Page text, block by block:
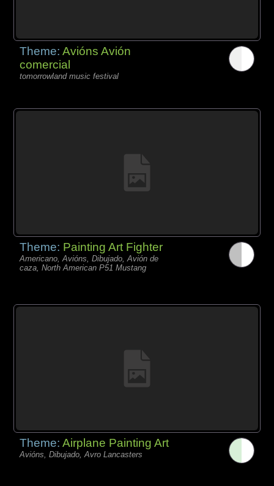
Theme:Avións Avión
comercial
tomorrowland music festival
Theme: Painting Art Fighter
Americano, Avións, Dibujado, Avión de
caza, North American P51 Mustang
Theme:Airplane Painting Art
Avións, Dibujado, Avro Lancasters